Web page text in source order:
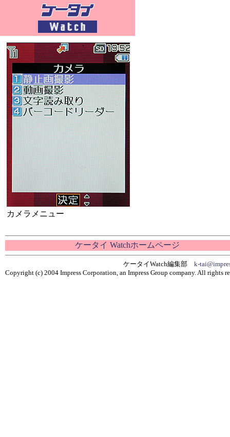
カメラメニュー
ケータイ Watchホームページ
ケータイWatch編集部 k-
Copyright (c) 2004 Impress Corporation, an Impress Group company. All rights